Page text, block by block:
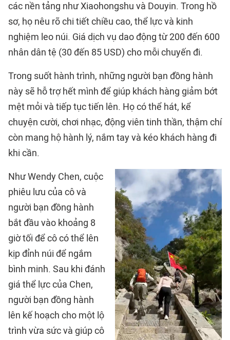
các nền tảng như Xiaohongshu và Douyin. Trong hồ
sơ, họ nêu rõ chi tiết chiều cao, thể lực và kinh
nghiệm leo núi. Giá dịch vụ dao động từ 200 đến 600
nhân dân tệ (30 đến 85 USD) cho mỗi chuyến đi.
Trong suốt hành trình, những người bạn đồng hành
này sẽ hỗ trợ hết mình để giúp khách hàng giảm bớt
mệt mỏi và tiếp tục tiến lên. Họ có thể hát, kể
chuyện cười, chơi nhạc, động viên tinh thần, thậm chí
còn mang hộ hành lý, nắm tay và kéo khách hàng đi
khi cần.
Như Wendy Chen, cuộc
phiêu lưu của cô và
người bạn đồng hành
bắt đầu vào khoảng 8
giờ tối để cô có thể lên
kịp đỉnh núi để ngắm
bình minh. Sau khi đánh
giá thể lực của Chen,
người bạn đồng hành
lên kế hoạch cho một lộ
trình vừa sức và giúp cô